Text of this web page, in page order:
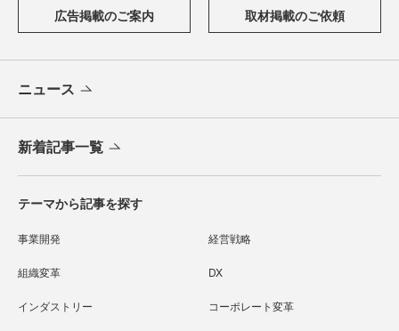
広告掲載のご案内 取材掲載のご依頼
ニュース
新着記事一覧
テーマから記事を探す
事業開発 経営戦略
組織変革 DX
インダストリー コーポレート変革